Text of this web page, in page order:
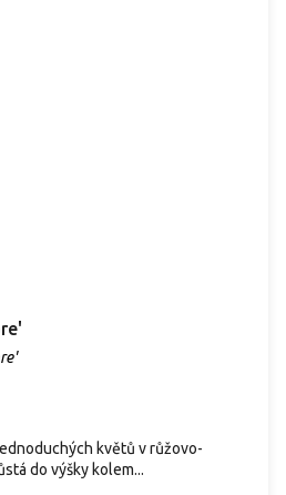
květů v růžovo-
do výšky kolem...